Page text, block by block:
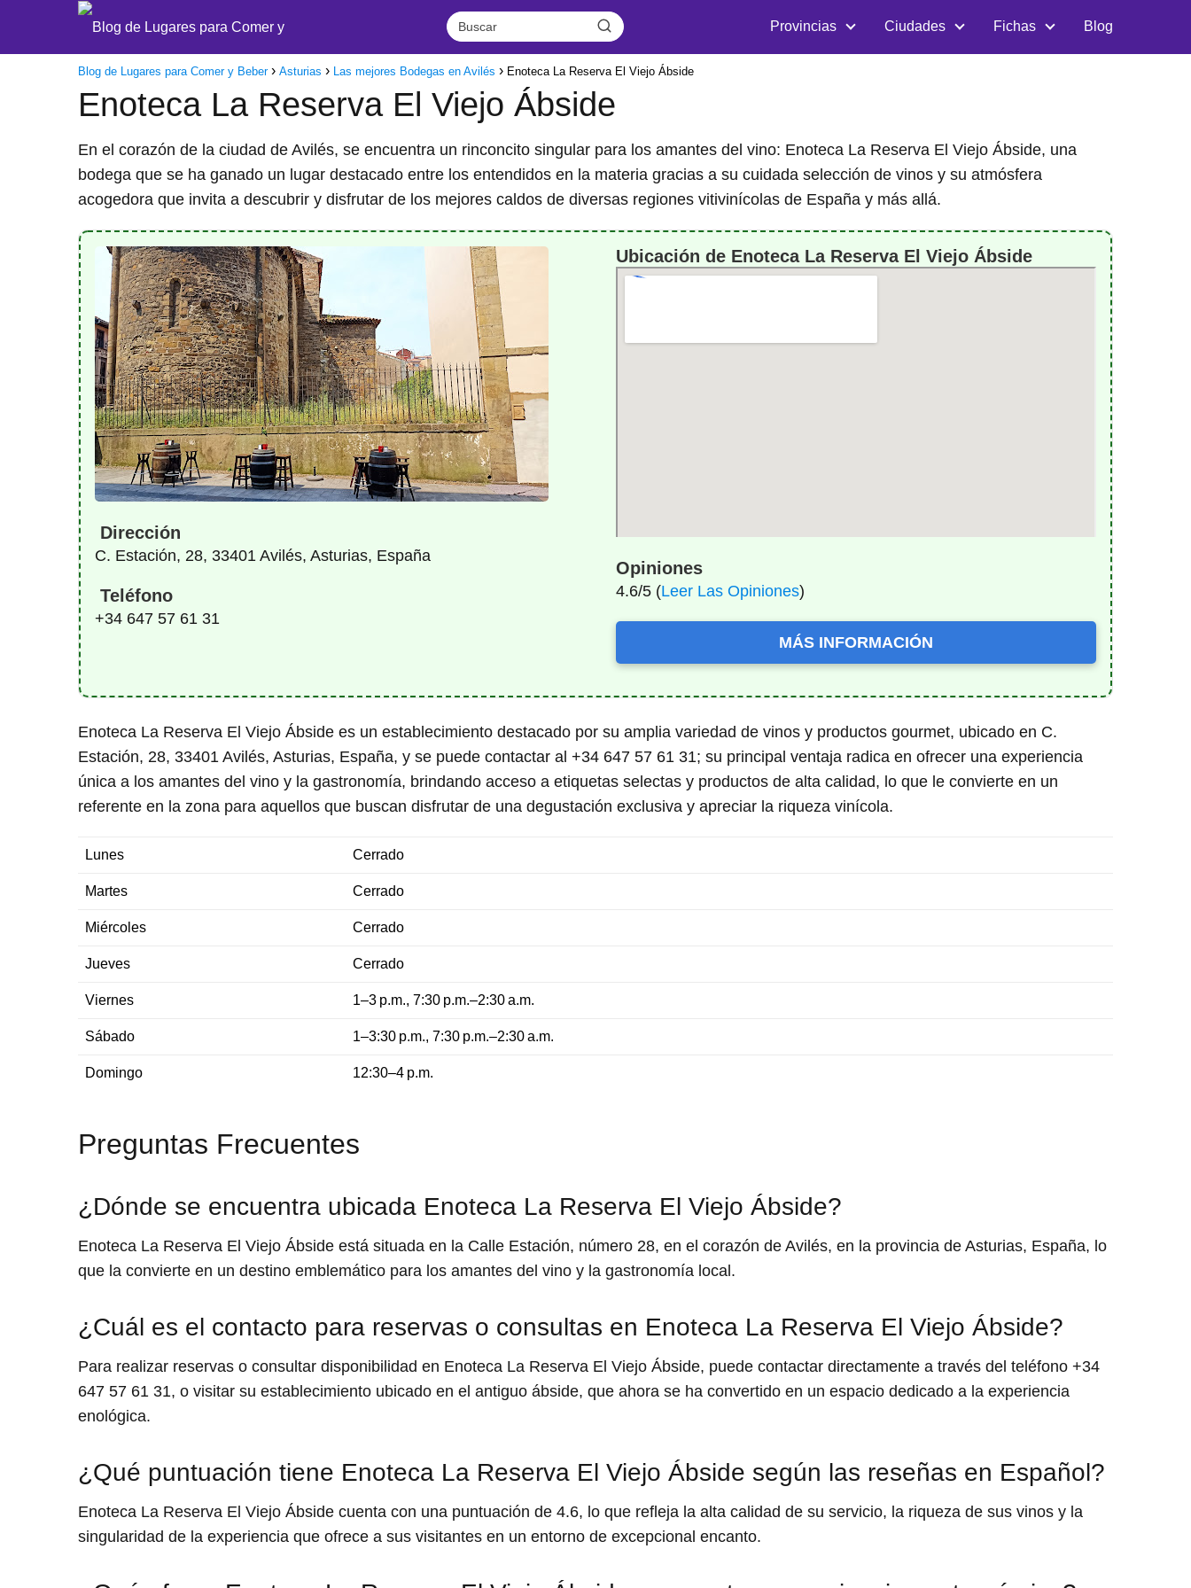
Provincias Ciudades Fichas Blog
Blog de Lugares para Comer y Beber Asturias Las mejores Bodegas en Avilés Enoteca La Reserva El Viejo Ábside
Enoteca La Reserva El Viejo Ábside
En el corazón de la ciudad de Avilés, se encuentra un rinconcito singular para los amantes del vino: Enoteca La Reserva El Viejo Ábside, una
bodega que se ha ganado un lugar destacado entre los entendidos en la materia gracias a su cuidada selección de vinos y su atmósfera
acogedora que invita a descubrir y disfrutar de los mejores caldos de diversas regiones vitivinícolas de España y más allá.
Dirección
C. Estación, 28, 33401 Avilés, Asturias, España
Teléfono
+34 647 57 61 31
Ubicación de Enoteca La Reserva El Viejo Ábside
Opiniones
4.6/5 (Leer Las Opiniones)
MÁS INFORMACIÓN
Enoteca La Reserva El Viejo Ábside es un establecimiento destacado por su amplia variedad de vinos y productos gourmet, ubicado en C.
Estación, 28, 33401 Avilés, Asturias, España, y se puede contactar al +34 647 57 61 31; su principal ventaja radica en ofrecer una experiencia
única a los amantes del vino y la gastronomía, brindando acceso a etiquetas selectas y productos de alta calidad, lo que le convierte en un
referente en la zona para aquellos que buscan disfrutar de una degustación exclusiva y apreciar la riqueza vinícola.
Lunes Cerrado
Martes Cerrado
Miércoles Cerrado
Jueves Cerrado
Viernes 1–3 p.m., 7:30 p.m.–2:30 a.m.
Sábado 1–3:30 p.m., 7:30 p.m.–2:30 a.m.
Domingo 12:30–4 p.m.
Preguntas Frecuentes
¿Dónde se encuentra ubicada Enoteca La Reserva El Viejo Ábside?
Enoteca La Reserva El Viejo Ábside está situada en la Calle Estación, número 28, en el corazón de Avilés, en la provincia de Asturias, España, lo
que la convierte en un destino emblemático para los amantes del vino y la gastronomía local.
¿Cuál es el contacto para reservas o consultas en Enoteca La Reserva El Viejo Ábside?
Para realizar reservas o consultar disponibilidad en Enoteca La Reserva El Viejo Ábside, puede contactar directamente a través del teléfono +34
647 57 61 31, o visitar su establecimiento ubicado en el antiguo ábside, que ahora se ha convertido en un espacio dedicado a la experiencia
enológica.
¿Qué puntuación tiene Enoteca La Reserva El Viejo Ábside según las reseñas en Español?
Enoteca La Reserva El Viejo Ábside cuenta con una puntuación de 4.6, lo que refleja la alta calidad de su servicio, la riqueza de sus vinos y la
singularidad de la experiencia que ofrece a sus visitantes en un entorno de excepcional encanto.